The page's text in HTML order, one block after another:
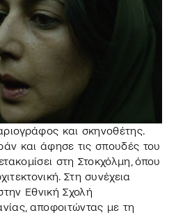
και σκηνοθέτης.
και άφησε τις σπουδές του
στη Στοκχόλμη, όπου
Στη συνέχεια
Εθνική Σχολή
αποφοιτώντας με τη